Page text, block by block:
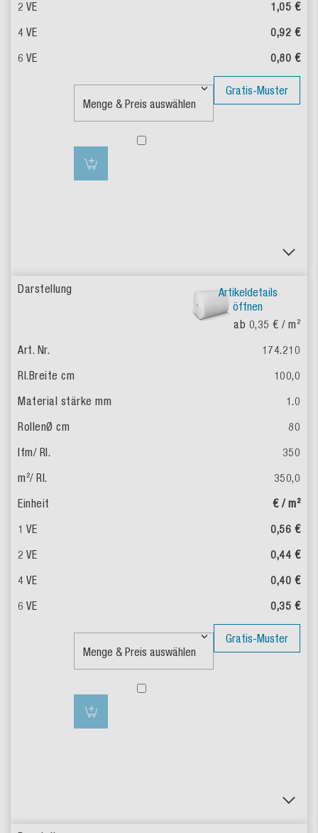
1,05 €
0,92 €
0,80 €
Gratis-Muster
Artikeldetails
öffnen
ab 0,35 € / m²
174.210
100,0
1.0
80
350
350,0
€ / m²
0,56 €
0,44 €
0,40 €
0,35 €
Gratis-Muster